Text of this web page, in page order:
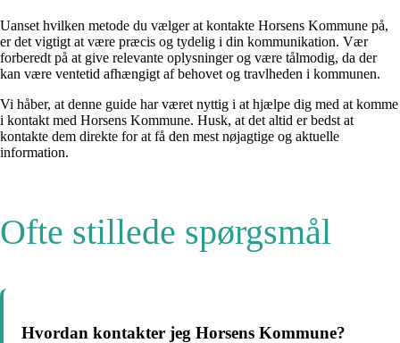
Uanset hvilken metode du vælger at kontakte Horsens Kommune på,
er det vigtigt at være præcis og tydelig i din kommunikation. Vær
forberedt på at give relevante oplysninger og være tålmodig, da der
kan være ventetid afhængigt af behovet og travlheden i kommunen.
Vi håber, at denne guide har været nyttig i at hjælpe dig med at komme
i kontakt med Horsens Kommune. Husk, at det altid er bedst at
kontakte dem direkte for at få den mest nøjagtige og aktuelle
information.
Ofte stillede spørgsmål
Hvordan kontakter jeg Horsens Kommune?